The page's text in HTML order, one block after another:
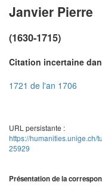
Janvier Pierre
(1630-1715)
Citation incertaine
1721 de l'an 1706
URL persistante :
https://humanities.unige.ch/
25929
Présentation de la